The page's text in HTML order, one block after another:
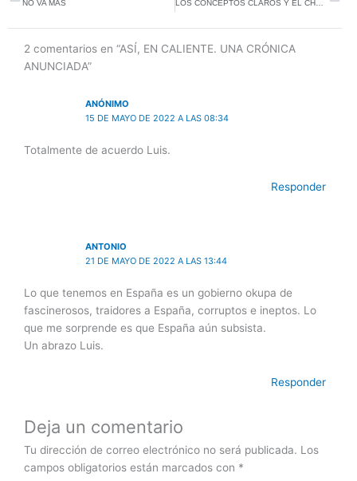
t
e
r
d
i
n
r
a
NO VA MÁS
2 comentarios en “ASÍ, EN CALIENTE. UNA CRÓNICA
ANUNCIADA”
ANÓNIMO
15 DE MAYO DE 2022 A LAS 08:34
Totalmente de acuerdo Luis.
Responder
ANTONIO
21 DE MAYO DE 2022 A LAS 13:44
Lo que tenemos en España es un gobierno okupa de
fascinerosos, traidores a España, corruptos e ineptos. Lo
que me sorprende es que España aún subsista.
Un abrazo Luis.
Responder
Deja un comentario
Tu dirección de correo electrónico no será publicada. Los
campos obligatorios están marcados con *